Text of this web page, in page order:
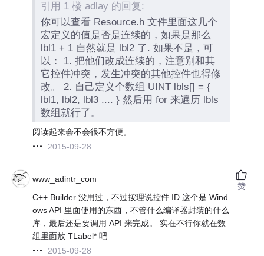
引用 1 楼 adlay 的回复:
你可以查看 Resource.h 文件里面这几个
宏定义的值是否是连续的，如果是那么
lbl1 + 1 自然就是 lbl2 了. 如果不是，可
以： 1. 把他们改成连续的，注意别和其
它控件冲突，发生冲突的其他控件也得修
改。 2. 自己定义个数组 UINT lbls[] = {
lbl1, lbl2, lbl3 .... } 然后用 for 来遍历 lbls
数组就行了。
阅读起来会不会很不方便。
2015-09-28
www_adintr_com
C++ Builder 没用过，不过按理说控件 ID 这个是 Wind
ows API 里面使用的东西，不管什么编译器封装的什么
库，最后还是要调用 API 来完成。 实在不行你就在数
组里面放 TLabel* 吧
2015-09-28
赞